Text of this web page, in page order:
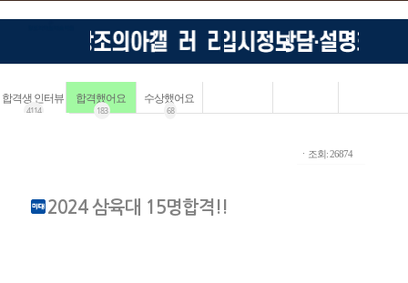
합격생 인터뷰
4114
합격했어요
183
수상했어요
68
ㆍ조회: 26874
2024 삼육대 15명합격!!